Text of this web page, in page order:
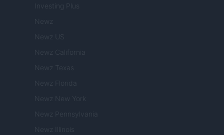
Investing Plus
Newz
Newz US
Newz California
Newz Texas
Newz Florida
Newz New York
Newz Pennsylvania
Newz Illinois